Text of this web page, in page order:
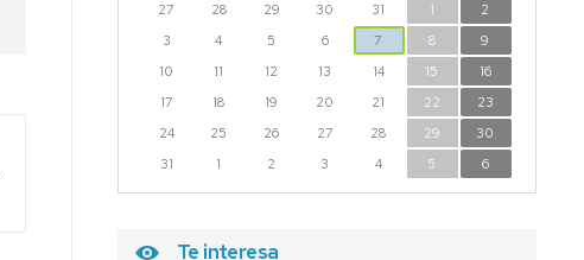
27
28 29 30 31 1
2
3
4 5 6 7 8
9
10
11 12 13 14 15
16
17
18 19 20 21 22
23
24
25 26 27 28 29
30
31
1 2 3 4 5 6
Te interesa